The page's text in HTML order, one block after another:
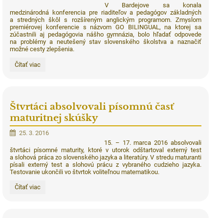
V Bardejove sa konala
medzinárodná konferencia pre riaditeľov a pedagógov základných
a stredných škôl s rozšíreným anglickým programom. Zmyslom
premiérovej konferencie s názvom GO BILINGUAL, na ktorej sa
zúčastnili aj pedagógovia nášho gymnázia, bolo hľadať odpovede
na problémy a neutešený stav slovenského školstva a naznačiť
možné cesty zlepšenia.
GO
Čítať viac
Štvrtáci absolvovali písomnú časť
maturitnej skúšky
25. 3. 2016
15. – 17. marca 2016 absolvovali
štvrtáci písomné maturity, ktoré v utorok odštartoval externý test
a slohová práca zo slovenského jazyka a literatúry. V stredu maturanti
písali externý test a slohovú prácu z vybraného cudzieho jazyka.
Testovanie ukončili vo štvrtok voliteľnou matematikou.
Štvrtáci
Čítať viac